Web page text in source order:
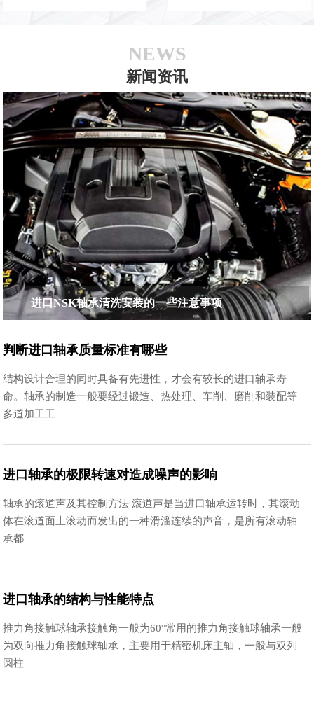
NEWS
新闻资讯
进口NSK轴承清洗安装的一些注意事项
判断进口轴承质量标准有哪些
结构设计合理的同时具备有先进性，才会有较长的进口轴承寿
命。轴承的制造一般要经过锻造、热处理、车削、磨削和装配等
多道加工工
进口轴承的极限转速对造成噪声的影响
轴承的滚道声及其控制方法 滚道声是当进口轴承运转时，其滚动
体在滚道面上滚动而发出的一种滑溜连续的声音，是所有滚动轴
承都
进口轴承的结构与性能特点
推力角接触球轴承接触角一般为60°常用的推力角接触球轴承一般
为双向推力角接触球轴承，主要用于精密机床主轴，一般与双列
圆柱